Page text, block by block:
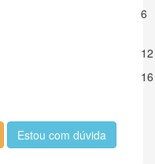
6
12
16
Estou com dúvida